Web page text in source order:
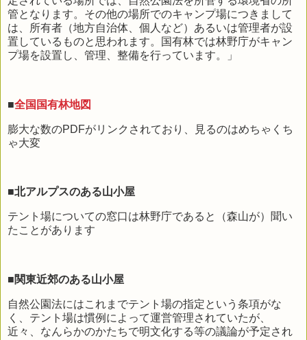
管となります。その他の場所でのキャンプ場につきまして
は、所有者（地方自治体、個人など）あるいは管理者が設
置しているものと思われます。国有林では林野庁がキャン
プ場を設置し、管理、整備を行っています。」
■全国国有林地図
膨大な数のPDFがリンクされており、見るのはめちゃくち
ゃ大変
■北アルプスのある山小屋
テント場についての窓口は林野庁であると（森山が）聞い
たことがあります
■関東近郊のある山小屋
自然公園法にはこれまでテント場の指定という条項がな
く、テント場は慣例によって運営管理されていたが、
近々、なんらかのかたちで明文化する等の議論が予定され